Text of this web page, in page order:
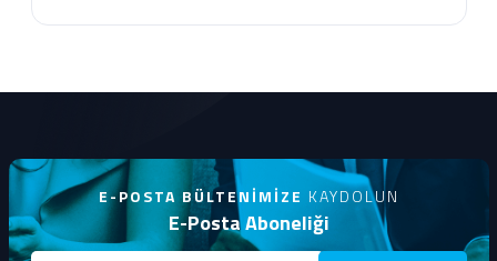
E-POSTA BÜLTENIMIZE KAYDOLUN
E-Posta Aboneliği